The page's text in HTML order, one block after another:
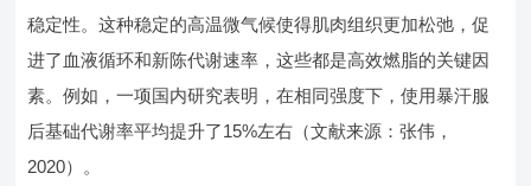
稳定性。这种稳定的高温微气候使得肌肉组织更加松弛，促
进了血液循环和新陈代谢速率，这些都是高效燃脂的关键因
素。例如，一项国内研究表明，在相同强度下，使用暴汗服
后基础代谢率平均提升了15%左右（文献来源：张伟，
2020）。